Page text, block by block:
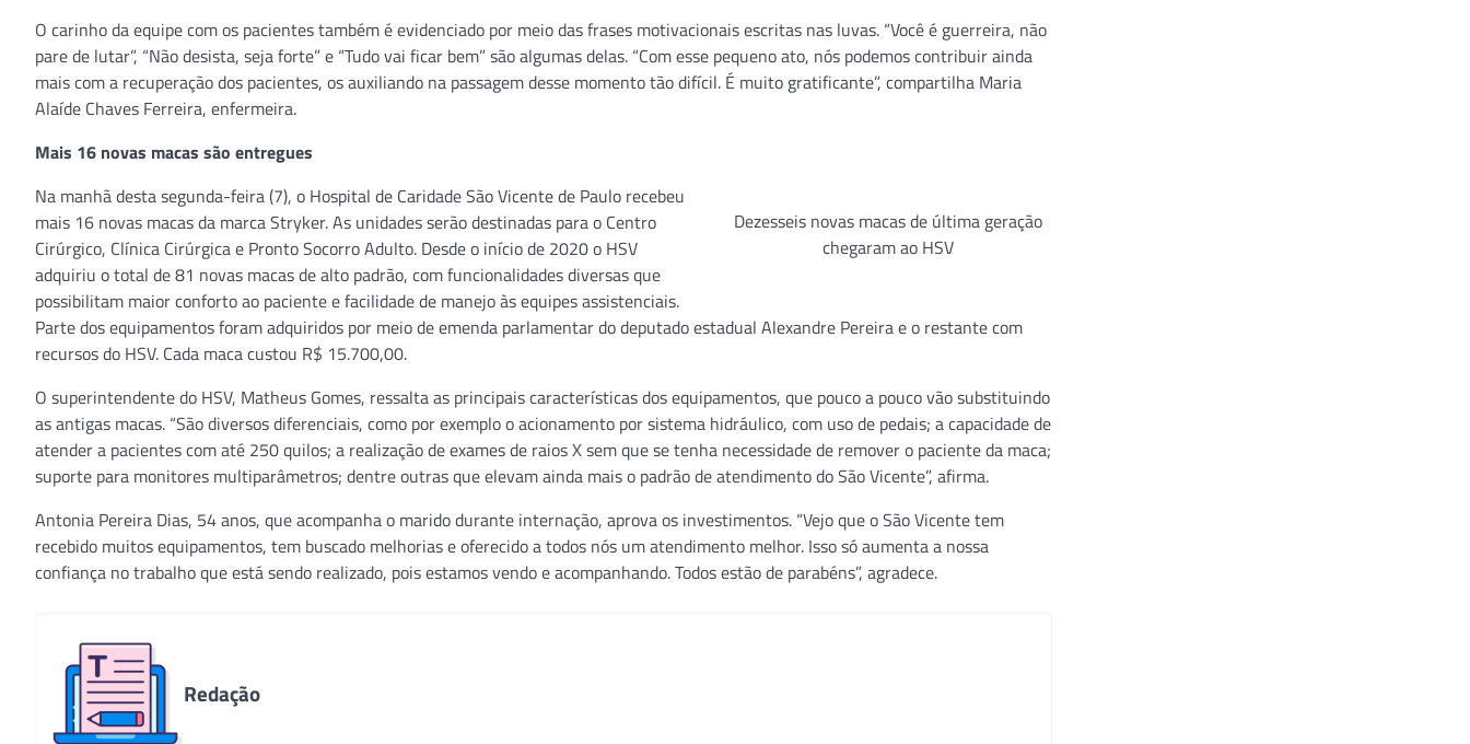
O carinho da equipe com os pacientes também é evidenciado por meio das frases motivacionais escritas nas luvas. “Você é guerreira, não
pare de lutar”, “Não desista, seja forte” e “Tudo vai ficar bem” são algumas delas. “Com esse pequeno ato, nós podemos contribuir ainda
mais com a recuperação dos pacientes, os auxiliando na passagem desse momento tão difícil. É muito gratificante”, compartilha Maria
Alaíde Chaves Ferreira, enfermeira.
Mais 16 novas macas são entregues
Dezesseis novas macas de última geração
chegaram ao HSV
Na manhã desta segunda-feira (7), o Hospital de Caridade São Vicente de Paulo recebeu
mais 16 novas macas da marca Stryker. As unidades serão destinadas para o Centro
Cirúrgico, Clínica Cirúrgica e Pronto Socorro Adulto. Desde o início de 2020 o HSV
adquiriu o total de 81 novas macas de alto padrão, com funcionalidades diversas que
possibilitam maior conforto ao paciente e facilidade de manejo às equipes assistenciais.
Parte dos equipamentos foram adquiridos por meio de emenda parlamentar do deputado estadual Alexandre Pereira e o restante com
recursos do HSV. Cada maca custou R$ 15.700,00.
O superintendente do HSV, Matheus Gomes, ressalta as principais características dos equipamentos, que pouco a pouco vão substituindo
as antigas macas. “São diversos diferenciais, como por exemplo o acionamento por sistema hidráulico, com uso de pedais; a capacidade de
atender a pacientes com até 250 quilos; a realização de exames de raios X sem que se tenha necessidade de remover o paciente da maca;
suporte para monitores multiparâmetros; dentre outras que elevam ainda mais o padrão de atendimento do São Vicente”, afirma.
Antonia Pereira Dias, 54 anos, que acompanha o marido durante internação, aprova os investimentos. “Vejo que o São Vicente tem
recebido muitos equipamentos, tem buscado melhorias e oferecido a todos nós um atendimento melhor. Isso só aumenta a nossa
confiança no trabalho que está sendo realizado, pois estamos vendo e acompanhando. Todos estão de parabéns”, agradece.
Redação